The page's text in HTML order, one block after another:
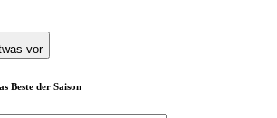
vor
Beste der Saison